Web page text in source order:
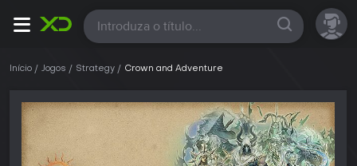
Todas
Início Jogos Strategy Crown and Adventure